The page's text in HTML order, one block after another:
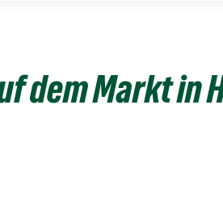
dem Markt in